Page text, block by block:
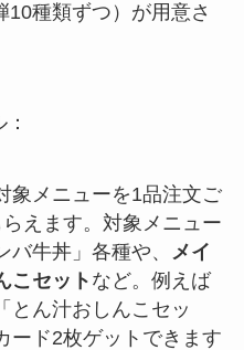
種類ずつ）が用意さ
象メニューを1品注文ご
えます​。対象メニュー
牛丼」各種や、
メイ
こセットなど​。例えば
とん汁おしんこセッ
ード2枚ゲットできます​